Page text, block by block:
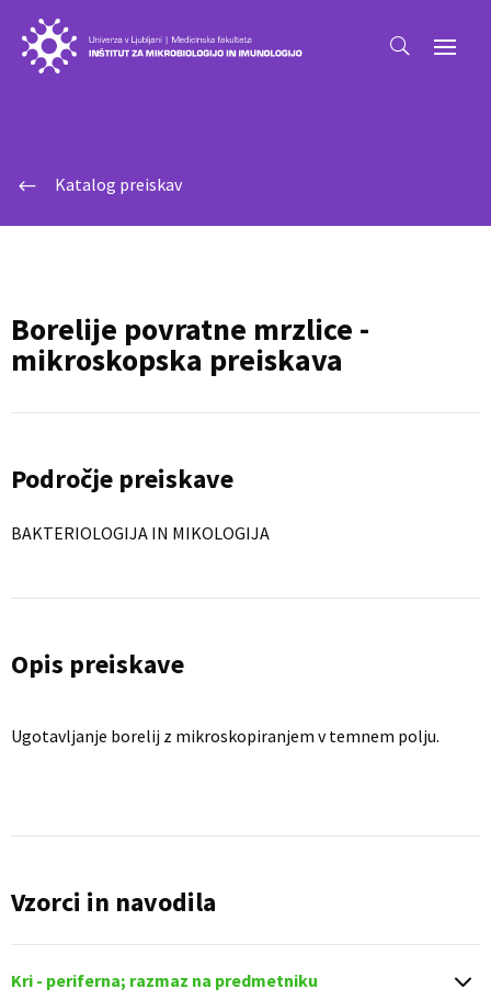
# Katalog preiskav
Borelije povratne mrzlice -
mikroskopska preiskava
Področje preiskave
BAKTERIOLOGIJA IN MIKOLOGIJA
Opis preiskave
Ugotavljanje borelij z mikroskopiranjem v temnem polju.
Vzorci in navodila
Kri - periferna; razmaz na predmetniku